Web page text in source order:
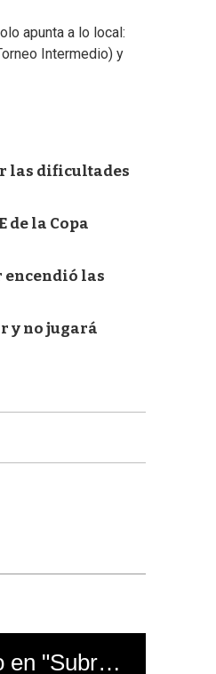
apunta a lo local:
Intermedio) y
las dificultades
de la Copa
encendió las
y no jugará
El mal momento de Yanina Gasañol con un hincha argentino en "Subrayado"